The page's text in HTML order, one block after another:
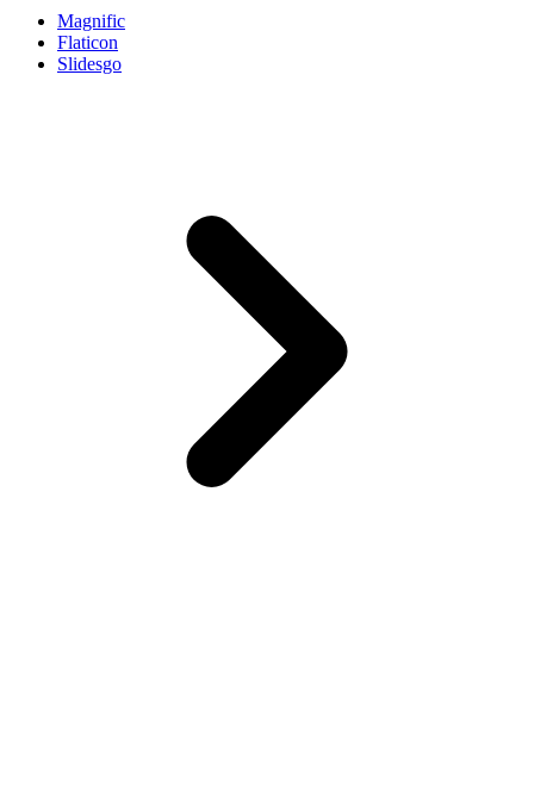
Magnific
Flaticon
Slidesgo